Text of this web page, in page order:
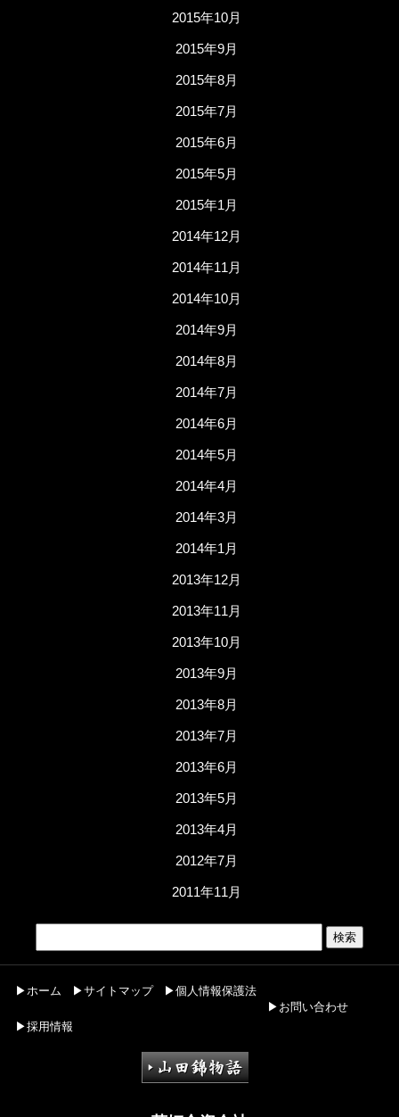
2015年10月
2015年9月
2015年8月
2015年7月
2015年6月
2015年5月
2015年1月
2014年12月
2014年11月
2014年10月
2014年9月
2014年8月
2014年7月
2014年6月
2014年5月
2014年4月
2014年3月
2014年1月
2013年12月
2013年11月
2013年10月
2013年9月
2013年8月
2013年7月
2013年6月
2013年5月
2013年4月
2012年7月
2011年11月
▶ホーム ▶サイトマップ
▶個人情報保護法
▶お問い合わせ
▶採用情報